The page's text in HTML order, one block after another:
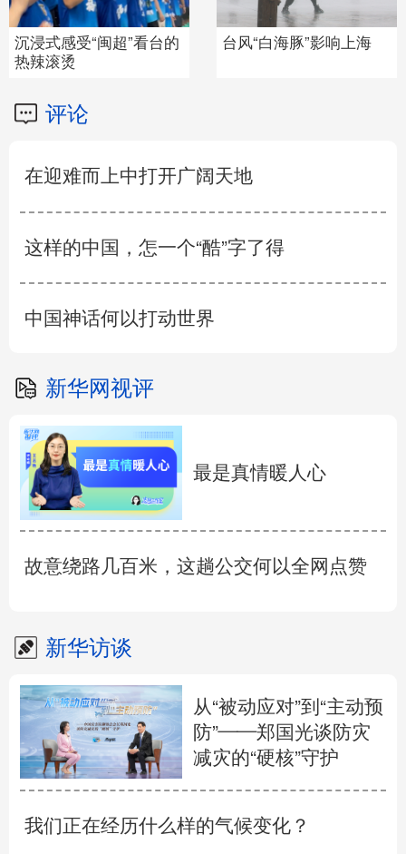
沉浸式感受“闽超”看台的
热辣滚烫
台风“白海豚”影响上海
评论
在迎难而上中打开广阔天地
这样的中国，怎一个“酷”字了得
中国神话何以打动世界
新华网视评
最是真情暖人心
故意绕路几百米，这趟公交何以全网点赞
新华访谈
从“被动应对”到“主动预
防”——郑国光谈防灾
减灾的“硬核”守护
我们正在经历什么样的气候变化？